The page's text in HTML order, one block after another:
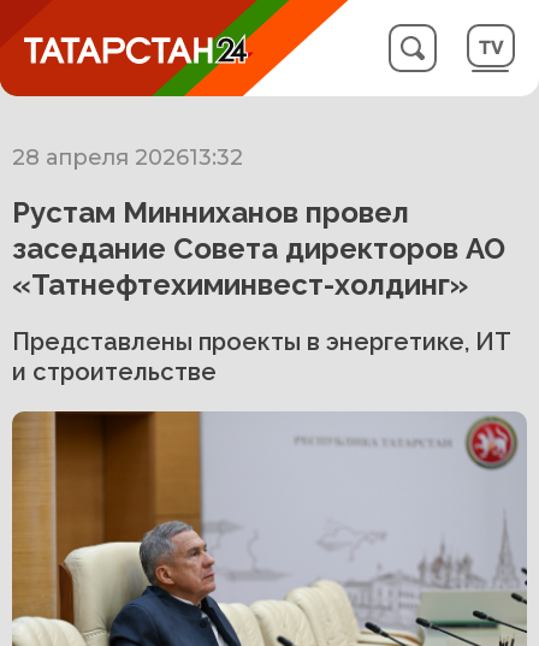
28 апреля 202613:32
Рустам Минниханов провел
заседание Совета директоров АО
«Татнефтехиминвест-холдинг»
Представлены проекты в энергетике, ИТ
и строительстве